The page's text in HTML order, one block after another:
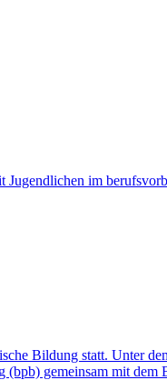
im
Bildung statt. Unter
(bpb) gemeinsam mit dem